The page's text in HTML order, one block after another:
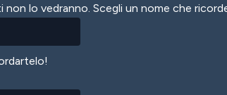
lo vedranno. Scegli un nome che